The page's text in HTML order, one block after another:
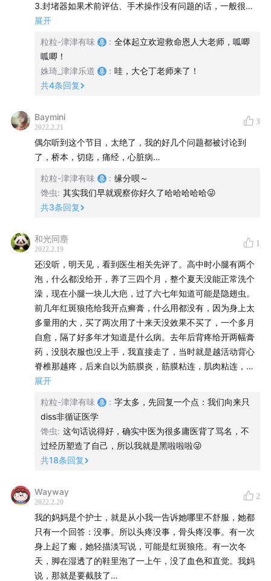
最后，友情提示：可以胡思乱想，不要无端焦虑。
制作团队
主播 / 姝琦、粒粒、馋虫
嘉宾 / 范范
封面 / 丁丁
产品统筹 / bobo
三个打破传统理念、不按人生轨迹发展的女生，不拘泥于
传统，不在乎他人眼光，在播客里一起挥泪、言笑、励
人、悦己，让感性交汇，让理性碰撞，让共鸣之声更响。
聊感情，聊经历，聊八卦，聊囧事，聊喜悦烦恼，聊渴望
困扰，接受所有不期而遇，不枉跌跌撞撞走这一遭。
官网： dao.fm
微信公众号： 津津乐道播客
微博：津津乐道播客
Twitter：@jinjinledaofm
Email： hi@dao.fm
3.封堵器如果术前评估、手术操作没有问题的话，一般很难
移位；
脏切开贴一个补片，再缝回去。如果以后有冠心病、主动脉
疾病之类需要二次开胸的话，创伤出血都会比首次开胸要严
重，所以能做微创就不要开胸啦～
加油，奥利给( ´▽` )ﾉ
展开
粒粒-津津有味 : 全体起立欢迎救命恩人大老师，呱唧
呱唧！
姝琦_津津乐道
: 哇，大仑丁老师来了！
共4条回复
Baymini
2022.2.21
3
偶尔听到这个节目，太绝了，我的好几个问题都被讨论到
了，桥本，切痣，痛经，心脏病…
粒粒-津津有味 : 缘分呗～
馋虫: 其实我们早就观察你好久了哈哈哈哈哈😜
共3条回复
和光同塵
2022.2.19
1
还没听，明天见，看到医生相关先评了。高中时小腿有两个
泡，什么都没给开，养了三四个月，整个夏天没能正常洗个
澡，现在小腿一块儿大疤，过了六七年知道可能是隐翅虫。
前几年红斑狼疮给我开点癣膏，什么用都没有，因为身上太
多量用的大，买了两次用了十来天没效果不买了，一个多月
自愈，隔了好多年才知道是什么病。去年后背疼给开两幅膏
药，没脱衣服也没上手，我直接走了，当时就是越活动背心
脊椎那越疼，后来自以为筋膜炎，筋膜粘连，肌肉粘连，绕
了一大圈，最后自己大概了解到可能是竖脊肌的问题导致的
周围整片的肌肉都劳损和僵硬(久坐导致)现在自己随便练练
背部力量和拉伸尝试缓解，现状就是练完转天疼的更厉害明
显一些。我切扁桃体那次当时门诊顺便查查鼻子，门诊做完
检查给我开了个鼻炎的喷剂，我回来拿着看了半天，然后问
他这是什么，他骗我说这是麻药，刚才给你做鼻镜用的，真
能也是我比较奇葩，得的都是少见病，去年还有一次左耳听
不到低频了，因为切扁桃体那次，耳鼻喉门诊有个小哥哥也
是耳朵出问题没及时就诊，终生无法治愈了，所以我知道这
个器官等不起。网上查了查是低频耳聋，我就抓紧就近去了
上次这家二甲医院(话说他家年底年初的刚升3级了)结果告诉
我他们做不了检查，五一放假，没有设备，让我问问南开医
展开
粒粒-津津有味 : 字太多，先回复一个点：我们向来只
diss非循证医学
馋虫: 这句话说得好，确实中医为很多庸医背了骂名，不
过经历塑造了自己，所以我就是黑啦啦啦😜
共18条回复
Wayway
2022.2.20
2
我的妈妈是个护士，就是从小我一告诉她哪里不舒服，她都
只有一个回答：没事。所以头疼没事，骨头疼没事。有一次
身上起了瘢，她轻描淡写说，可能是红斑狼疮。有一次冬
天，脚在湿透了的鞋里泡了一上午，没了血色和直觉。我妈
说，那就是要截肢了…